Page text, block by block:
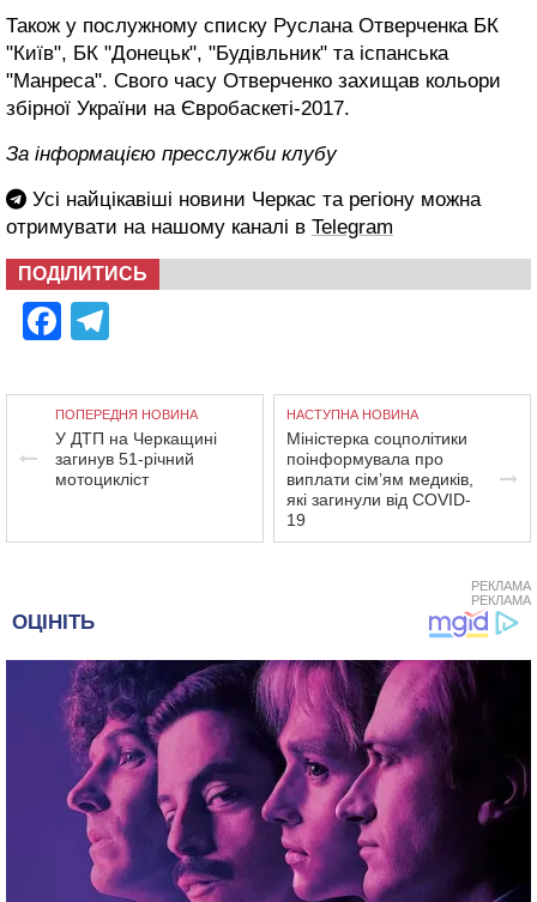
Також у послужному списку Руслана Отверченка БК
"Київ", БК "Донецьк", "Будівльник" та іспанська
"Манреса". Свого часу Отверченко захищав кольори
збірної України на Євробаскеті-2017.
За інформацією пресслужби клубу
Усі найцікавіші новини Черкас та регіону можна
отримувати на нашому каналі в Telegram
ПОДІЛИТИСЬ
Facebook
ПОПЕРЕДНЯ НОВИНА
У ДТП на Черкащині
загинув 51-річний
мотоцикліст
НАСТУПНА НОВИНА
Міністерка соцполітики
поінформувала про
виплати сім’ям медиків,
які загинули від COVID-
19
РЕКЛАМА
РЕКЛАМА